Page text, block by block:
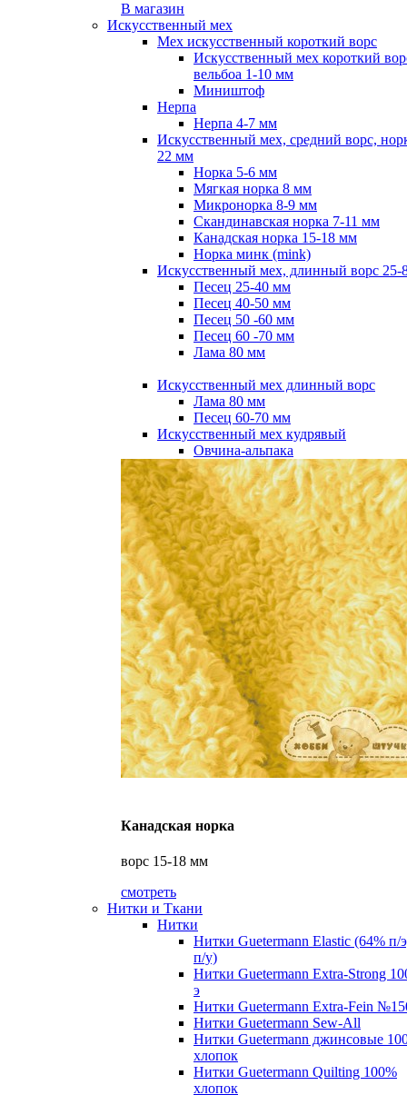
В магазин
Искусственный мех
Мех искусственный короткий ворс
Искусственный мех короткий
вельбоа 1-10 мм
Миништоф
Нерпа
Нерпа 4-7 мм
Искусственный мех, средний ворс,
22 мм
Норка 5-6 мм
Мягкая норка 8 мм
Микронорка 8-9 мм
Скандинавская норка 7-11 мм
Канадская норка 15-18 мм
Норка минк (mink)
Искусственный мех, длинный ворс 25-
Песец 25-40 мм
Песец 40-50 мм
Песец 50 -60 мм
Песец 60 -70 мм
Лама 80 мм
Искусственный мех длинный ворс
Лама 80 мм
Песец 60-70 мм
Искусственный мех кудрявый
Овчина-альпака
Канадская норка
ворс 15-18 мм
смотреть
Нитки и Ткани
Нитки
Нитки Guetermann Elastic (64% п/
п/у)
Нитки Guetermann Extra-Strong
э
Нитки Guetermann Extra-Fein
Нитки Guetermann Sew-All
Нитки Guetermann джинсовые
хлопок
Нитки Guetermann Quilting 100%
хлопок